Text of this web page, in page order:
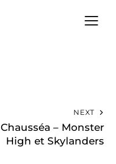
NEXT
Chausséa – Monster
High et Skylanders